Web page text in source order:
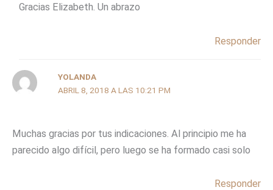
Gracias Elizabeth. Un abrazo
Responder
YOLANDA
ABRIL 8, 2018 A LAS 10:21 PM
Muchas gracias por tus indicaciones. Al principio me ha
parecido algo difícil, pero luego se ha formado casi solo
Responder